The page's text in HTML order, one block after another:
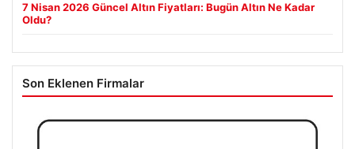
7 Nisan 2026 Güncel Altın Fiyatları: Bugün Altın Ne Kadar
Oldu?
Son Eklenen Firmalar